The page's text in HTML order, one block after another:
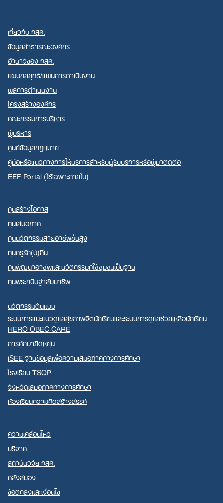
เกี่ยวกับ กสศ.
ข้อมูลสาธารณะองค์กร
อำนาจของ กสศ.
แผนกลยุทธ์/แผนการดำเนินงาน
ผลการดำเนินงาน
โครงสร้างองค์กร
คณะกรรมการบริหาร
ผู้บริหาร
ศูนย์ข้อมูลกฎหมาย
คู่มือหรือแนวทางการให้บริการสำหรับผู้รับบริการหรือผู้มาติดต่อ
EEF Portal (ใช้เฉพาะภายใน)
ทุนสร้างโอกาส
ทุนเสมอภาค
ทุนนวัตกรรมสายอาชีพชั้นสูง
ทุนครูรัก(ษ์)ถิ่น
ทุนพัฒนาอาชีพและนวัตกรรมที่ใช้ชุมชนเป็นฐาน
ทุนพระกนิษฐาสัมมาชีพ
นวัตกรรมต้นแบบ
ระบบการแนะแนวดูแลสุขภาพจิตนักเรียนและระบบการดูแลช่วยเหลือนักเรียน
HERO OBEC CARE
การศึกษายืดหยุ่น
iSEE ฐานข้อมูลเพื่อความเสมอภาคทางการศึกษา
โรงเรียน TSQP
จังหวัดเสมอภาคทางการศึกษา
ห้องเรียนความคิดสร้างสรรค์
ความเคลื่อนไหว
บริจาค
สถาบันวิจัย กสศ.
คลังสมอง
ข้อตกลงและเงื่อนไข